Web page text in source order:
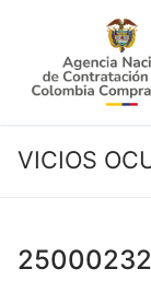
contenido
VICIOS